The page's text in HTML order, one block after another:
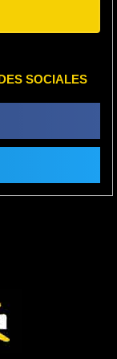
SOCIALES